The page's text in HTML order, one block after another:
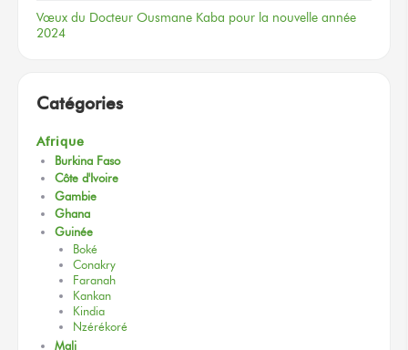
Vœux du Docteur Ousmane Kaba pour la nouvelle année
2024
Catégories
Afrique
Burkina Faso
Côte d'Ivoire
Gambie
Ghana
Guinée
Boké
Conakry
Faranah
Kankan
Kindia
Nzérékoré
Mali